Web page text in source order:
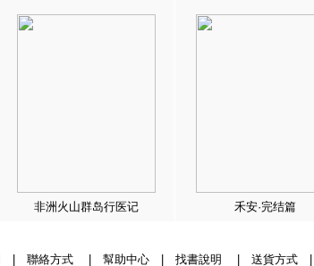
非洲火山群岛行医记 禾安·完结篇
聯絡方式| 幫助中心| 找書說明 送貨方式